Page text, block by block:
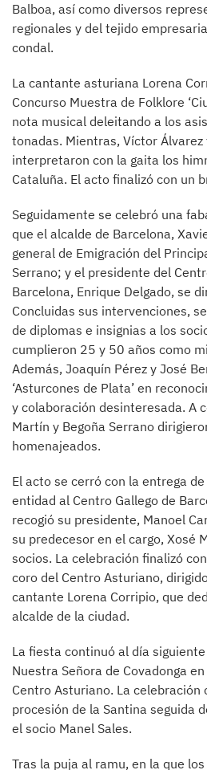
Balboa, así como diversos
regionales y del tejido
condal.
La cantante asturiana Lorena
Concurso Muestra de Folklore
nota musical deleitando a los
tonadas. Mientras, Víctor Álvarez
interpretaron con la gaita los
Cataluña. El acto finalizó con un
Seguidamente se celebró una
que el alcalde de Barcelona,
general de Emigración del
Serrano; y el presidente del
Barcelona, Enrique Delgado, se
Concluidas sus intervenciones,
de diplomas e insignias a los
cumplieron 25 y 50 años como
Además, Joaquín Pérez y José
‘Asturcones de Plata’ en
y colaboración desinteresada. A
Martín y Begoña Serrano
homenajeados.
El acto se cerró con la entrega
entidad al Centro Gallego de
recogió su presidente, Manoel
su predecesor en el cargo, Xosé
socios. La celebración finalizó
coro del Centro Asturiano,
cantante Lorena Corripio, que
alcalde de la ciudad.
La fiesta continuó al día
Nuestra Señora de Covadonga
Centro Asturiano. La celebración
procesión de la Santina seguida
el socio Manel Sales.
Tras la puja al ramu, en la que